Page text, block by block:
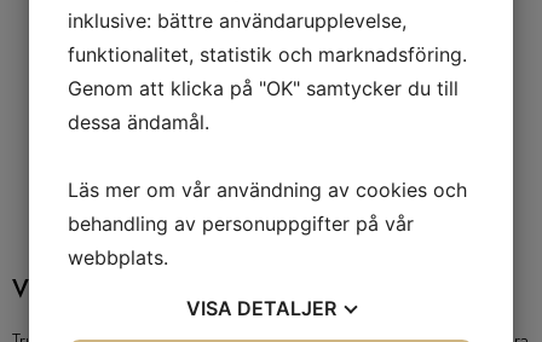
Vilka typer av
inklusive: bättre användarupplevelse,
funktionalitet, statistik och marknadsföring.
Genom att klicka på "OK" samtycker du till
dessa ändamål.
Läs mer om vår användning av cookies och
behandling av personuppgifter på vår
webbplats.
VISA DETALJER